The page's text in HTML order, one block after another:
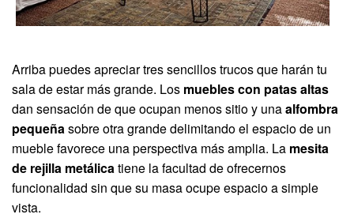
Arriba puedes apreciar tres sencillos trucos que harán tu
sala de estar más grande. Los muebles con patas altas
dan sensación de que ocupan menos sitio y unaalfombra
pequeñasobre otra grande delimitando el espacio de un
mueble favorece una perspectiva más amplia. La mesita
de rejilla metálicatiene la facultad de ofrecernos
funcionalidad sin que su masa ocupe espacio a simple
vista.